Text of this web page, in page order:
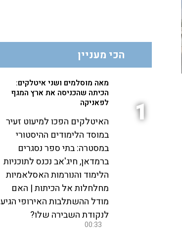
הכי מעניין
1
מאה מוסלמים ושני איטלקים:
הכיתה שהכניסה את ארץ המגף
לפאניקה
האיטלקים הפכו למיעוט זעיר
במוסד הלימודים ההיסטורי
במסטרה: בתי ספר נסגרים
ברמדאן, חיג'אב נכנס לתוכניות
הלימוד והנורמות האסלאמיות
מחלחלות אל הכיתות | האם
מודל ההשתלבות האירופי הגיע
לנקודת השבירה שלו?
00:33